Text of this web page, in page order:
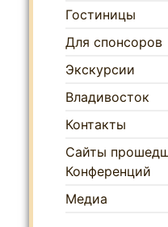
Гостиницы
Для спонсоров
Экскурсии
Владивосток
Контакты
Сайты
Конференций
Медиа